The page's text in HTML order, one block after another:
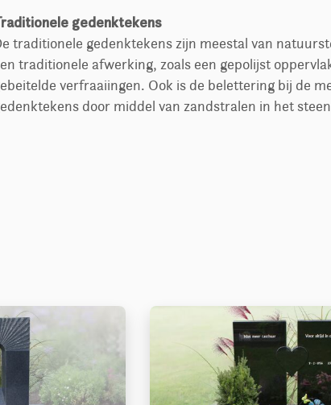
gedenktekens
traditionele gedenktekens zijn meestal van
traditionele afwerking, zoals een gepolijst
verfraaiingen. Ook is de belettering bij de
door middel van zandstralen in het